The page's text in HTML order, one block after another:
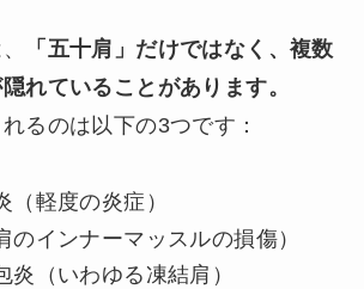
「五十肩」だけではなく、複数
れていることがあります。
るのは以下の3つです：
（軽度の炎症）
のインナーマッスルの損傷）
炎（いわゆる凍結肩）